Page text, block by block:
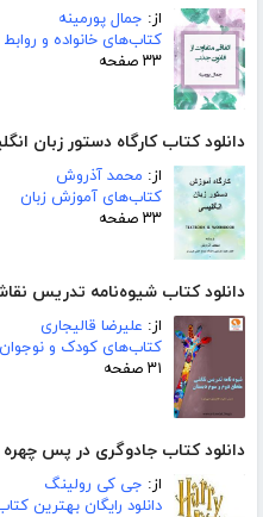
از: جمال پورمینه
کتاب‌های خانواده و روابط
۳۳ صفحه
دانلود کتاب کارگاه دستور زبان
از: محمد آذروش
کتاب‌های آموزش زبان
۳۳ صفحه
دانلود کتاب شیوه‌نامه تدریس
از: علیرضا قالیجاری
کتاب‌های کودک و نوجوان
۳۱ صفحه
دانلود کتاب جادوگری در پس چهره
از: جی کی رولینگ
دانلود رایگان بهترین